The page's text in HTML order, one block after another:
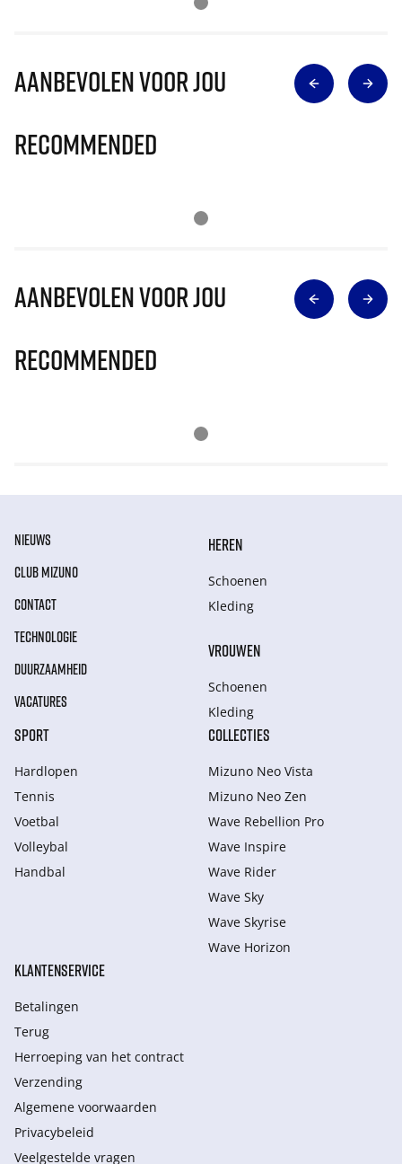
Aanbevolen voor jou
Recommended
Aanbevolen voor jou
Recommended
NIEUWS
CLUB MIZUNO
CONTACT
TECHNOLOGIE
DUURZAAMHEID
VACATURES
HEREN
Schoenen
Kleding
VROUWEN
Schoenen
Kleding
SPORT
Hardlopen
Tennis
Voetbal
Volleybal
Handbal
COLLECTIES
Mizuno Neo Vista
Mizuno Neo Zen
Wave Rebellion Pro
Wave Inspire
Wave Rider
Wave Sky
Wave Skyrise
Wave Horizon
KLANTENSERVICE
Betalingen
Terug
Herroeping van het contract
Verzending
Algemene voorwaarden
Privacybeleid
Veelgestelde vragen